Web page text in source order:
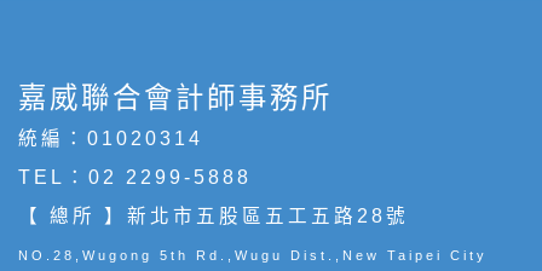
嘉威聯合會計師事務所
統編：01020314
TEL： 02 2299-5888
【 總所 】新北市五股區五工五路28號
NO.28,Wugong 5th Rd.,Wugu Dist.,New Taipei City